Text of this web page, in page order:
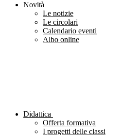
Novità
Le notizie
Le circolari
Calendario eventi
Albo online
Didattica
Offerta formativa
I progetti delle classi